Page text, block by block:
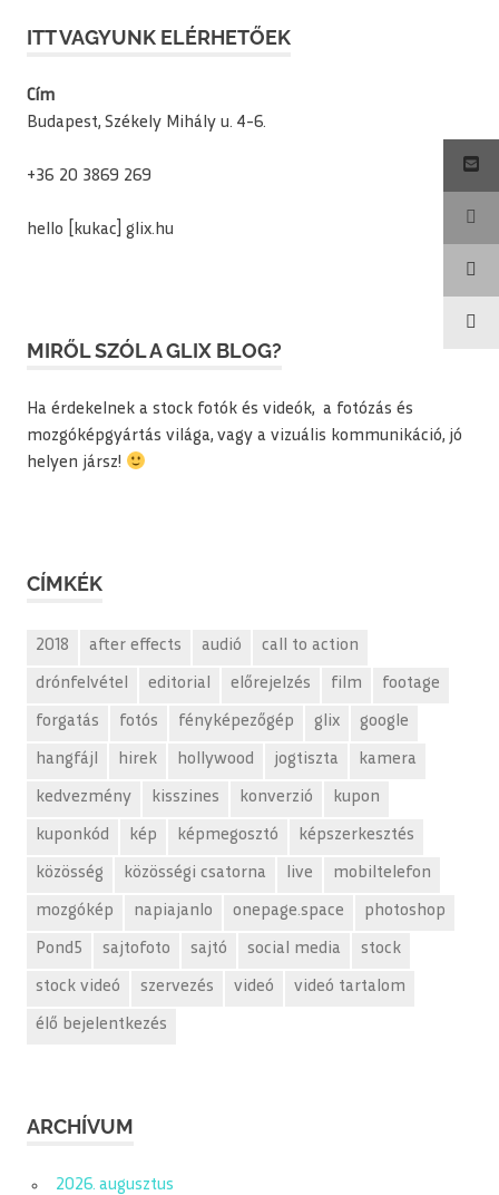
ITT VAGYUNK ELÉRHETŐEK
Cím
Budapest, Székely Mihály u. 4-6.
+36 20 3869 269
hello [kukac] glix.hu
MIRŐL SZÓL A GLIX BLOG?
Ha érdekelnek a stock fotók és videók, a fotózás és
mozgóképgyártás világa, vagy a vizuális kommunikáció, jó
helyen jársz!
CÍMKÉK
2018 after effects audió call to action
drónfelvétel editorial előrejelzés film footage
forgatás fotós fényképezőgép glix google
hangfájl hirek hollywood jogtiszta kamera
kedvezmény kisszines konverzió kupon
kuponkód kép képmegosztó képszerkesztés
közösség közösségi csatorna live mobiltelefon
mozgókép napiajanlo onepage.space photoshop
Pond5 sajtofoto sajtó social media stock
stock videó szervezés videó videó tartalom
élő bejelentkezés
ARCHÍVUM
2026. augusztus